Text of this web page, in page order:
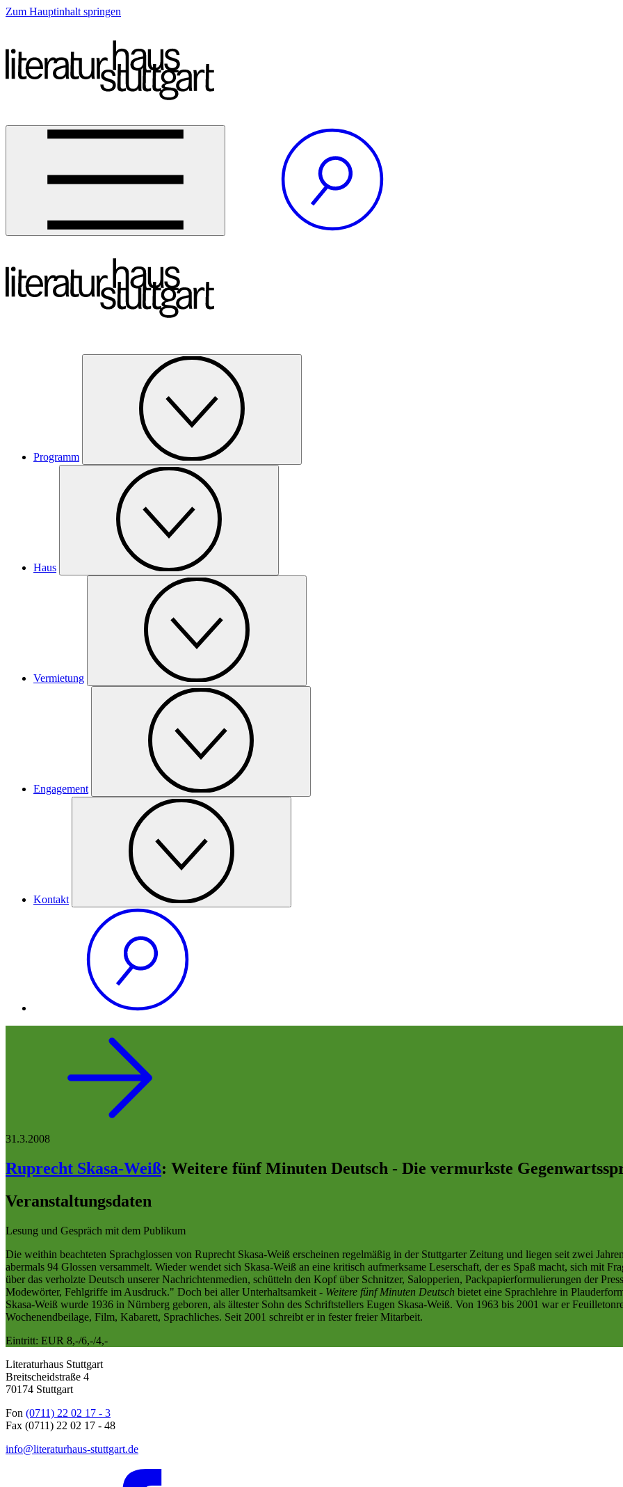
Zum Hauptinhalt springen
Programm
Haus
Vermietung
Engagement
Kontakt
31.3.2008
Ruprecht Skasa-Weiß: Weitere fünf Minuten Deutsch - Die vermurkste
Veranstaltungsdaten
Lesung und Gespräch mit dem Publikum
Die weithin beachteten Sprachglossen von Ruprecht Skasa-Weiß erscheinen regelmäßig in der Stuttgarter Zeitung und liegen seit zwei
abermals 94 Glossen versammelt. Wieder wendet sich Skasa-Weiß an eine kritisch aufmerksame Leserschaft, der es Spaß macht, sich mit
über das verholzte Deutsch unserer Nachrichtenmedien, schütteln den Kopf über Schnitzer, Salopperien, Packpapierformulierungen der
Modewörter, Fehlgriffe im Ausdruck." Doch bei aller Unterhaltsamkeit - Weitere fünf Minuten Deutsch bietet eine Sprachlehre in
Skasa-Weiß wurde 1936 in Nürnberg geboren, als ältester Sohn des Schriftstellers Eugen Skasa-Weiß. Von 1963 bis 2001 war er
Wochenendbeilage, Film, Kabarett, Sprachliches. Seit 2001 schreibt er in fester freier Mitarbeit.
Eintritt: EUR 8,-/6,-/4,-
Literaturhaus Stuttgart
Breitscheidstraße 4
70174 Stuttgart
Fon (0711) 22 02 17 - 3
Fax (0711) 22 02 17 - 48
info@literaturhaus-stuttgart.de